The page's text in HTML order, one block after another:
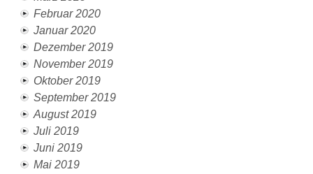
Februar 2020
Januar 2020
Dezember 2019
November 2019
Oktober 2019
September 2019
August 2019
Juli 2019
Juni 2019
Mai 2019